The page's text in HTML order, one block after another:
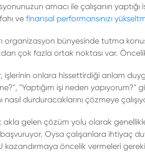
amacı ile çalışanın
ve finansal performansınızı
organizasyon bünyesinde tutma
çok fazla ortak noktası var.
işlerinin onlara hissettirdiği anlam
"Yaptığım işi neden
nasıl durduracaklarını çözmeye
akla gelen çözüm yolu olarak
Oysa çalışanlara ihtiyaç
kazandırmaya öncelik vermeleri